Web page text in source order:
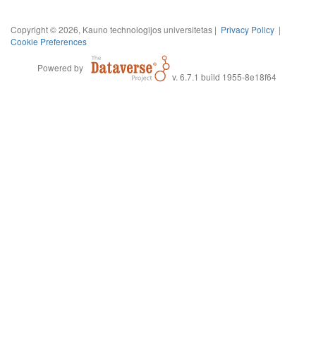
Copyright © 2026, Kauno technologijos universitetas | Privacy Policy |
Cookie Preferences
Powered by
v. 6.7.1 build 1955-8e18f64